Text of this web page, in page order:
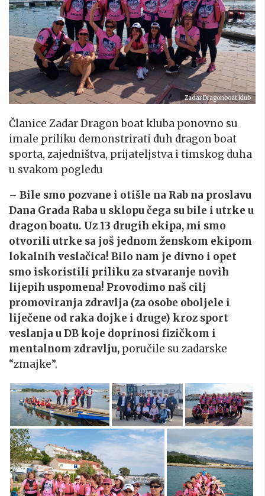
Zadar Dragonboat klub
Članice Zadar Dragon boat kluba ponovno su
imale priliku demonstrirati duh dragon boat
sporta, zajedništva, prijateljstva i timskog duha
u svakom pogledu
– Bile smo pozvane i otišle na Rab na proslavu
Dana Grada Raba u sklopu čega su bile i utrke u
dragon boatu. Uz 13 drugih ekipa, mi smo
otvorili utrke sa još jednom ženskom ekipom
lokalnih veslačica! Bilo nam je divno i opet
smo iskoristili priliku za stvaranje novih
lijepih uspomena! Provodimo naš cilj
promoviranja zdravlja (za osobe oboljele i
liječene od raka dojke i druge) kroz sport
veslanja u DB koje doprinosi fizičkom i
mentalnom zdravlju, poručile su zadarske
“zmajke”.